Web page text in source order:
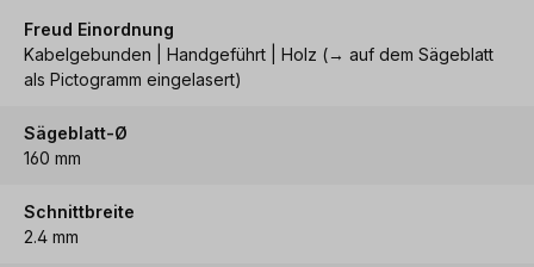
Freud Einordnung
Kabelgebunden | Handgeführt | Holz (→ auf dem Sägeblatt
als Pictogramm eingelasert)
Sägeblatt-Ø
160 mm
Schnittbreite
2.4 mm